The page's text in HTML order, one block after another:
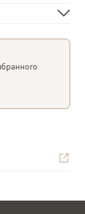
116
96
и окрашенное
Двухместный диван